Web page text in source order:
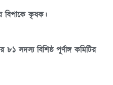
বিপাকে কৃষক।
সদস্য বিশিষ্ঠ পূর্ণাঙ্গ কমিটির